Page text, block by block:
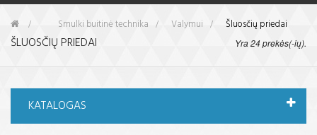
navigation
&gt; Smulki buitinė technika > Valymui > Šluosčių priedai
KATALOGAS
ŠLUOSČIŲ PRIEDAI Yra 24 prekės(-ių).